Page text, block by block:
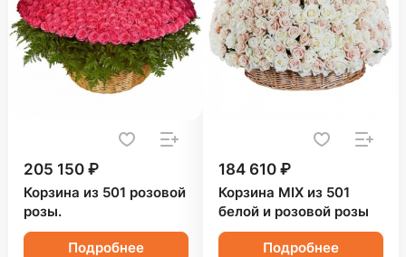
205 150 ₽
Корзина из 501 розовой
розы.
Подробнее
184 610 ₽
Корзина MIX из 501
белой и розовой розы
Подробнее